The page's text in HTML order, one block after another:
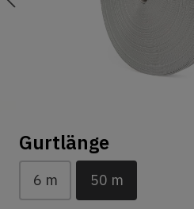
Gurtlänge
6 m 50 m